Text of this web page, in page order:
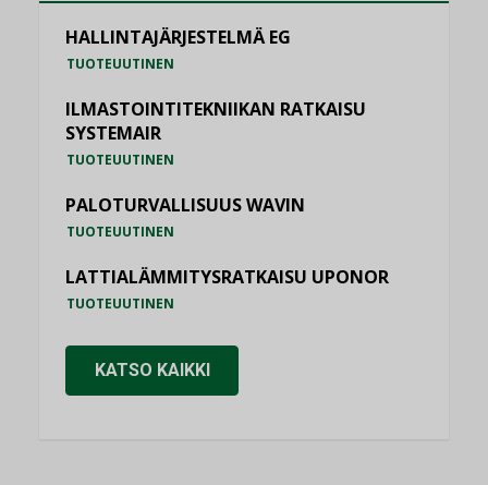
HALLINTAJÄRJESTELMÄ EG
TUOTEUUTINEN
ILMASTOINTITEKNIIKAN RATKAISU
SYSTEMAIR
TUOTEUUTINEN
PALOTURVALLISUUS WAVIN
TUOTEUUTINEN
LATTIALÄMMITYSRATKAISU UPONOR
TUOTEUUTINEN
KATSO KAIKKI